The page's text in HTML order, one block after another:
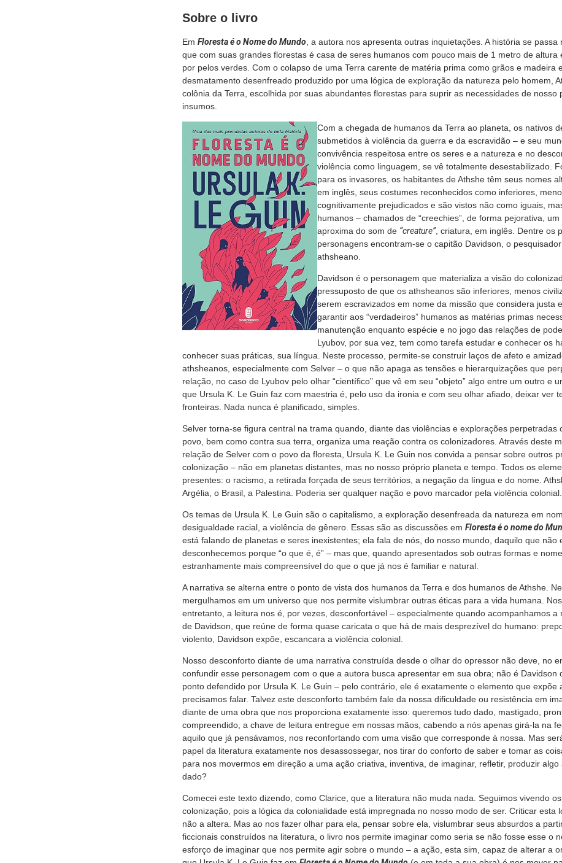
Sobre o livro
Em Floresta é o Nome do Mundo, a autora nos apresenta outras inquietações. A história se passa
que com suas grandes florestas é casa de seres humanos com pouco mais de 1 metro de altura
por pelos verdes. Com o colapso de uma Terra carente de matéria prima como grãos e madeira
desmatamento desenfreado produzido por uma lógica de exploração da natureza pelo homem,
colônia da Terra, escolhida por suas abundantes florestas para suprir as necessidades de nosso
insumos.
Com a chegada de humanos da Terra ao planeta, os nativos
submetidos à violência da guerra e da escravidão – e seu
convivência respeitosa entre os seres e a natureza e no
violência como linguagem, se vê totalmente desestabilizado.
para os invasores, os habitantes de Athshe têm seus nomes
em inglês, seus costumes reconhecidos como inferiores,
cognitivamente prejudicados e são vistos não como iguais,
humanos – chamados de “creechies”, de forma pejorativa,
aproxima do som de “creature”, criatura, em inglês. Dentre os
personagens encontram-se o capitão Davidson, o
athsheano.
Davidson é o personagem que materializa a visão do
pressuposto de que os athsheanos são inferiores, menos
serem escravizados em nome da missão que considera justa
garantir aos “verdadeiros” humanos as matérias primas
manutenção enquanto espécie e no jogo das relações de
Lyubov, por sua vez, tem como tarefa estudar e conhecer os
conhecer suas práticas, sua língua. Neste processo, permite-se construir laços de afeto e
athsheanos, especialmente com Selver – o que não apaga as tensões e hierarquizações que
relação, no caso de Lyubov pelo olhar “científico” que vê em seu “objeto” algo entre um outro e
que Ursula K. Le Guin faz com maestria é, pelo uso da ironia e com seu olhar afiado, deixar ver
fronteiras. Nada nunca é planificado, simples.
Selver torna-se figura central na trama quando, diante das violências e explorações perpetradas
povo, bem como contra sua terra, organiza uma reação contra os colonizadores. Através deste
relação de Selver com o povo da floresta, Ursula K. Le Guin nos convida a pensar sobre outros
colonização – não em planetas distantes, mas no nosso próprio planeta e tempo. Todos os
presentes: o racismo, a retirada forçada de seus territórios, a negação da língua e do nome.
Argélia, o Brasil, a Palestina. Poderia ser qualquer nação e povo marcador pela violência colonial.
Os temas de Ursula K. Le Guin são o capitalismo, a exploração desenfreada da natureza em
desigualdade racial, a violência de gênero. Essas são as discussões em Floresta é o nome do
está falando de planetas e seres inexistentes; ela fala de nós, do nosso mundo, daquilo que não
desconhecemos porque “o que é, é” – mas que, quando apresentados sob outras formas e
estranhamente mais compreensível do que o que já nos é familiar e natural.
A narrativa se alterna entre o ponto de vista dos humanos da Terra e dos humanos de Athshe.
mergulhamos em um universo que nos permite vislumbrar outras éticas para a vida humana.
entretanto, a leitura nos é, por vezes, desconfortável – especialmente quando acompanhamos a
de Davidson, que reúne de forma quase caricata o que há de mais desprezível do humano:
violento, Davidson expõe, escancara a violência colonial.
Nosso desconforto diante de uma narrativa construída desde o olhar do opressor não deve, no
confundir esse personagem com o que a autora busca apresentar em sua obra; não é Davidson
ponto defendido por Ursula K. Le Guin – pelo contrário, ele é exatamente o elemento que expõe
precisamos falar. Talvez este desconforto também fale da nossa dificuldade ou resistência em
diante de uma obra que nos proporciona exatamente isso: queremos tudo dado, mastigado,
compreendido, a chave de leitura entregue em nossas mãos, cabendo a nós apenas girá-la na
aquilo que já pensávamos, nos reconfortando com uma visão que corresponde à nossa. Mas
papel da literatura exatamente nos desassossegar, nos tirar do conforto de saber e tomar as
para nos movermos em direção a uma ação criativa, inventiva, de imaginar, refletir, produzir
dado?
Comecei este texto dizendo, como Clarice, que a literatura não muda nada. Seguimos vivendo
colonização, pois a lógica da colonialidade está impregnada no nosso modo de ser. Criticar esta
não a altera. Mas ao nos fazer olhar para ela, pensar sobre ela, vislumbrar seus absurdos a
ficcionais construídos na literatura, o livro nos permite imaginar como seria se não fosse esse o
esforço de imaginar que nos permite agir sobre o mundo – a ação, esta sim, capaz de alterar a